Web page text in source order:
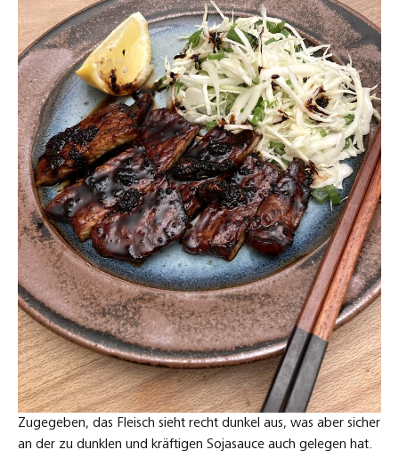
Zugegeben, das Fleisch sieht recht dunkel aus, was aber sicher
an der zu dunklen und kräftigen Sojasauce auch gelegen hat.